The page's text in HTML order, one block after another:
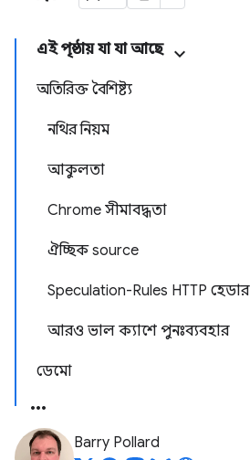
এই পৃষ্ঠায় যা যা আছে
অতিরিক্ত বৈশিষ্ট্য
নথির নিয়ম
আকুলতা
Chrome সীমাবদ্ধতা
ঐচ্ছিক source
Speculation-Rules HTTP হেডার
আরও ভাল ক্যাশে পুনঃব্যবহার
ডেমো
Barry Pollard